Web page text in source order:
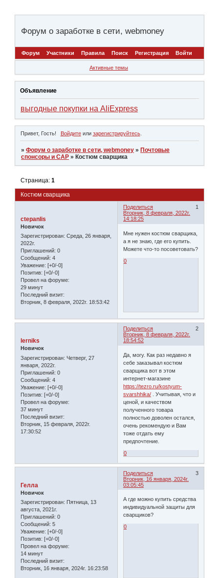
Форум о заработке в сети, webmoney
Форум Участники Правила Поиск Регистрация Войти
Активные темы
Объявление
выгодные покупки на AliExpress
Привет, Гость! Войдитеили зарегистрируйтесь.
»Форум о заработке в сети, webmoney » Почтовые
спонсоры и САР » Костюм сварщика
Костюм сварщика
Страница:1
Поделиться
1
Вторник, 8 февраля, 2022г.
14:18:25
ctepanlis
Новичок
Зарегистрирован: Среда, 26 января,
2022г.
Приглашений: 0
Сообщений: 4
Уважение: [+0/-0]
Позитив: [+0/-0]
Провел на форуме:
29 минут
Последний визит:
Вторник, 8 февраля, 2022г. 18:53:42
Мне нужен костюм сварщика,
а я не знаю, где его купить.
Можете что-то посоветовать?
0
Поделиться
2
Вторник, 8 февраля, 2022г.
18:54:52
lerniks
Новичок
Зарегистрирован: Четверг, 27
января, 2022г.
Приглашений: 0
Сообщений: 4
Уважение: [+0/-0]
Позитив: [+0/-0]
Провел на форуме:
37 минут
Последний визит:
Вторник, 15 февраля, 2022г.
17:30:52
Да, могу. Как раз недавно я
себе заказывал костюм
сварщика вот в этом
интернет-магазине
https://tezro.ru/kostyum-
svarshhika/ . Учитывая, что и
ценой, и качеством
полученного товара
полностью доволен остался,
очень рекомендую и Вам
тоже отдать ему
предпочтение.
0
Поделиться
3
Вторник, 16 января, 2024г.
03:05:45
Гелла
Новичок
Зарегистрирован: Пятница, 13
августа, 2021г.
Приглашений: 0
Сообщений: 5
Уважение: [+0/-0]
Позитив: [+0/-0]
Провел на форуме:
14 минут
Последний визит:
Вторник, 16 января, 2024г. 16:23:58
А где можно купить средства
индивидуальной защиты для
сварщиков?
0